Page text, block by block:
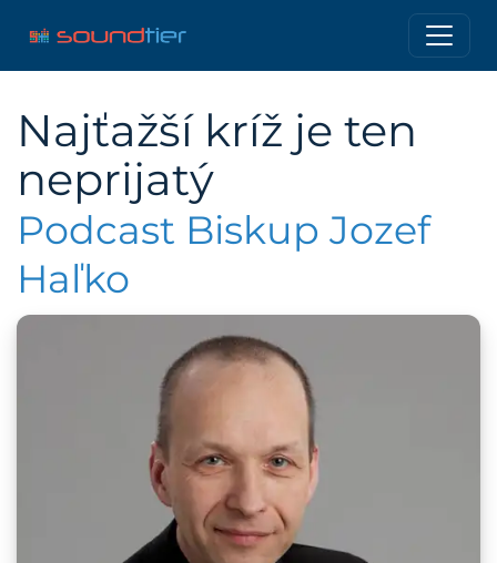
Najťažší kríž je ten
neprijatý
Podcast Biskup Jozef
Haľko